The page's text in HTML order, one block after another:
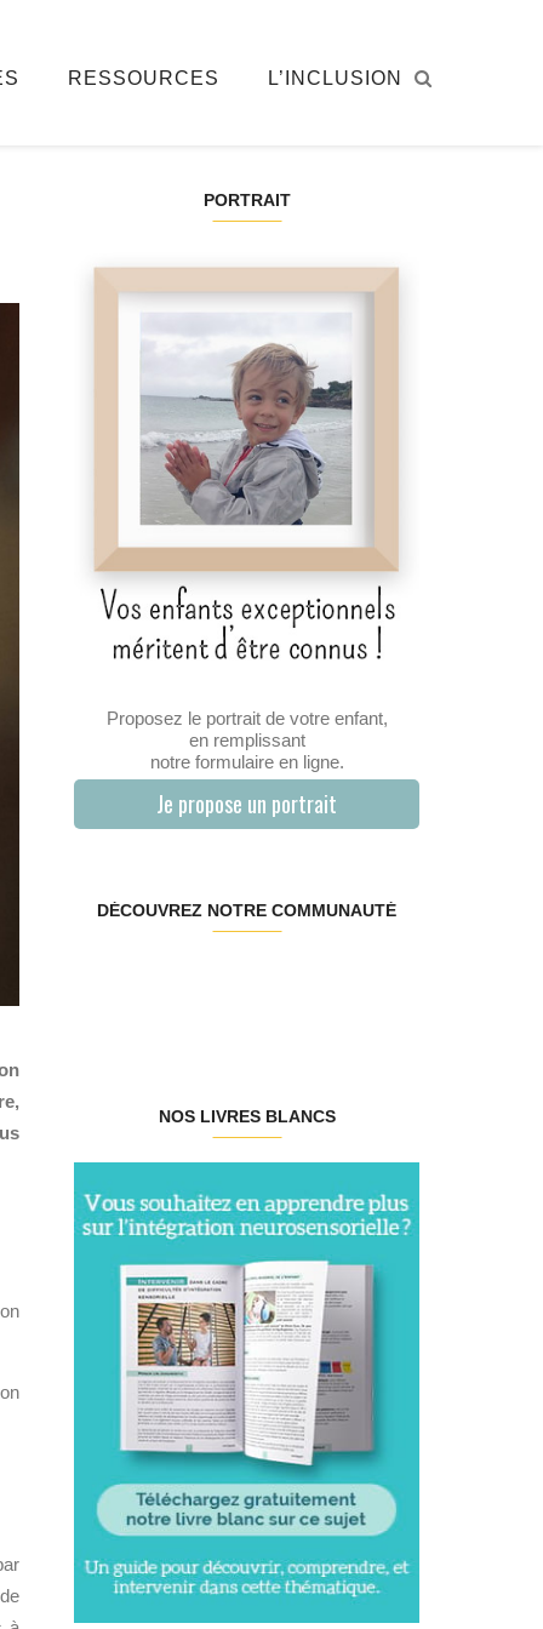
RESSOURCES L’INCLUSION
PORTRAIT
Proposez le portrait de votre enfant,
en remplissant
notre formulaire en ligne.
Je propose un portrait
DÉCOUVREZ NOTRE COMMUNAUTÉ
NOS LIVRES BLANCS